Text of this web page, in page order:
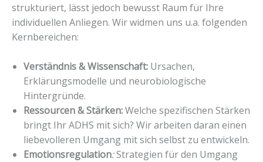
strukturiert, lässt jedoch bewusst Raum für Ihre
individuellen Anliegen. Wir widmen uns u.a. folgenden
Kernbereichen:
Verständnis & Wissenschaft: Ursachen,
Erklärungsmodelle und neurobiologische
Hintergründe.
Ressourcen & Stärken:Welche spezifischen Stärken
bringt Ihr ADHS mit sich? Wir arbeiten daran einen
liebevolleren Umgang mit sich selbst zu entwickeln.
Emotionsregulation:Strategien für den Umgang